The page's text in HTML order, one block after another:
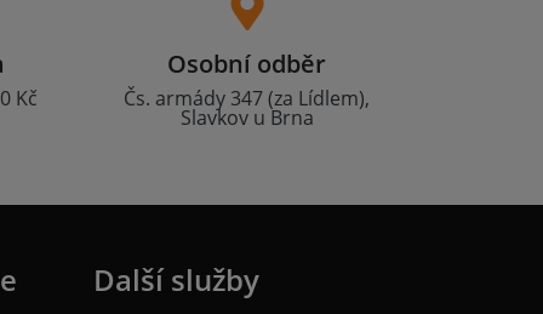
Kč
Osobní odběr
Čs. armády 347 (za Lídlem),
Slavkov u Brna
Další služby